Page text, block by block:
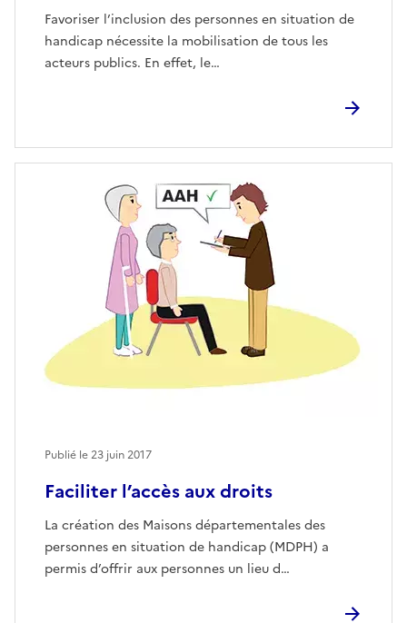
Favoriser l’inclusion des personnes en situation de
handicap nécessite la mobilisation de tous les
acteurs publics. En effet, le…
Faciliter l’accès aux droits
La création des Maisons départementales des
personnes en situation de handicap (MDPH) a
permis d’offrir aux personnes un lieu d…
Publié le23 juin 2017